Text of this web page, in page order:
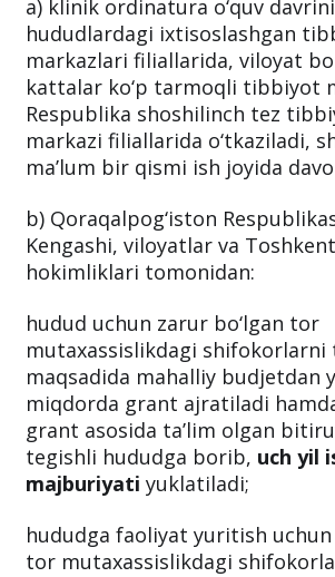
a) klinik ordinatura o‘quv
hududlardagi ixtisoslashgan
markazlari filiallarida, viloyat
kattalar ko‘p tarmoqli tibbiyot
Respublika shoshilinch tez
markazi filiallarida o‘tkaziladi,
ma’lum bir qismi ish joyida
b) Qoraqalpog‘iston
Kengashi, viloyatlar va
hokimliklari tomonidan:
hudud uchun zarur bo‘lgan tor
mutaxassislikdagi shifokorlarni
maqsadida mahalliy budjetdan
miqdorda grant ajratiladi
grant asosida ta’lim olgan
tegishli hududga borib, uch yil
majburiyati yuklatiladi;
hududga faoliyat yuritish
tor mutaxassislikdagi